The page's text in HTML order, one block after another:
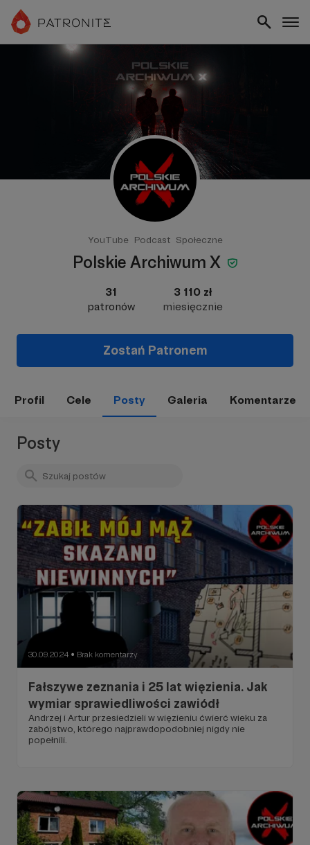
YouTube Podcast Społeczne
Polskie Archiwum X
31
patronów
3 110 zł
miesięcznie
Zostań Patronem
Profil Cele Posty Galeria Komentarze
Posty
30.09.2024 ● Brak komentarzy
Fałszywe zeznania i 25 lat więzienia. Jak
wymiar sprawiedliwości zawiódł
Andrzej i Artur przesiedzieli w więzieniu ćwierć wieku za
zabójstwo, którego najprawdopodobniej nigdy nie
popełnili.